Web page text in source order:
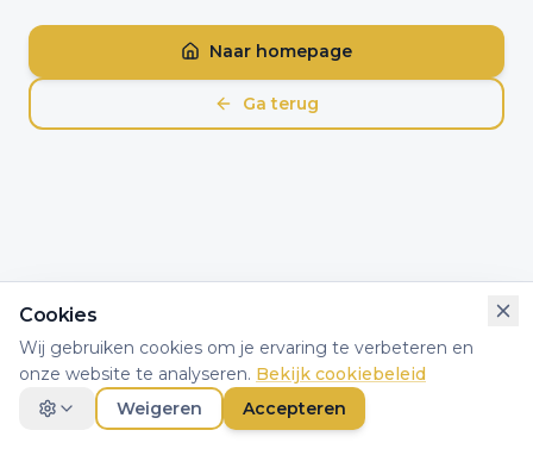
Naar homepage
Ga terug
Cookies
Wij gebruiken cookies om je ervaring te verbeteren en
onze website te analyseren. Bekijk cookiebeleid
Weigeren
Accepteren